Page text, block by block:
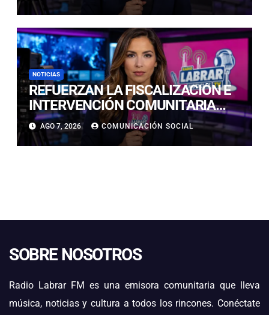
NOTICIAS
REFUERZAN LA FISCALIZACIÓN E
INTERVENCIÓN COMUNITARIA
CON OPERATIVO CONJUNTO EN
CALDERA
AGO 7, 2026 COMUNICACIÓN SOCIAL
SOBRE NOSOTROS
Radio Labrar FM es una emisora comunitaria que lleva
música, noticias y cultura a todos los rincones. Conéctate